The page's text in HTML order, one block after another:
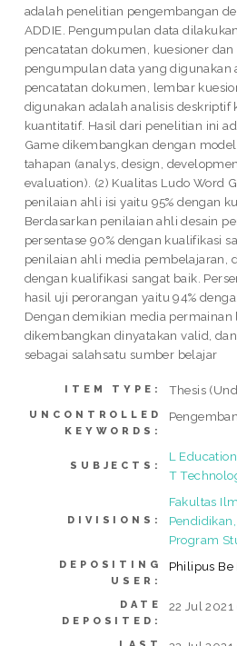
adalah penelitian pengembangan
ADDIE. Pengumpulan data
pencatatan dokumen, kuesioner
pengumpulan data yang digunakan
pencatatan dokumen, lembar
digunakan adalah analisis deskriptif
kuantitatif. Hasil dari penelitian ini
Game dikembangkan dengan
tahapan (analys, design,
evaluation). (2) Kualitas Ludo Word
penilaian ahli isi yaitu 95% dengan
Berdasarkan penilaian ahli desain
persentase 90% dengan kualifikasi
penilaian ahli media pembelajaran,
dengan kualifikasi sangat baik.
hasil uji perorangan yaitu 94%
Dengan demikian media
dikembangkan dinyatakan valid,
sebagai salahsatu sumber belajar
ITEM TYPE: Thesis
UNCONTROLLED
KEYWORDS:
SUBJECTS:
L
T
DIVISIONS:
Fakultas
Program
DEPOSITING
USER:
Philipus Be
DATE
DEPOSITED:
22 Jul